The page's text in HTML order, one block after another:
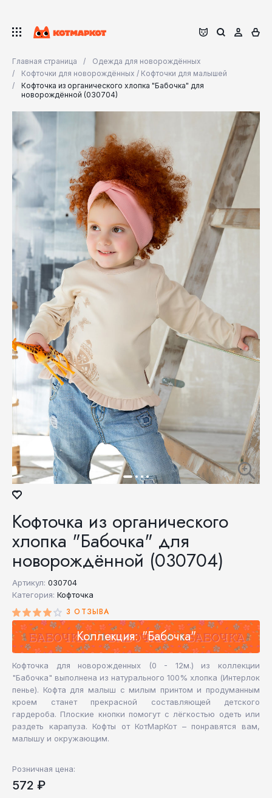
Главная страница
Одежда для новорождённых
Кофточки для новорождённых / Кофточки для малышей
Кофточка из органического хлопка "Бабочка" для
новорождённой (030704)
Кофточка из органического
хлопка "Бабочка" для
новорождённой (030704)
Артикул: 030704
Категория: Кофточка
3 ОТЗЫВА
Коллекция: "Бабочка"
Кофточка для новорожденных (0 - 12м.) из коллекции
"Бабочка" выполнена из натурального 100% хлопка (Интерлок
пенье). Кофта для малыш с милым принтом и продуманным
кроем станет прекрасной составляющей детского
гардероба. Плоские кнопки помогут с лёгкостью одеть или
раздеть карапуза. Кофты от КотМарКот – понравятся вам,
малышу и окружающим.
Розничная цена:
572 ₽